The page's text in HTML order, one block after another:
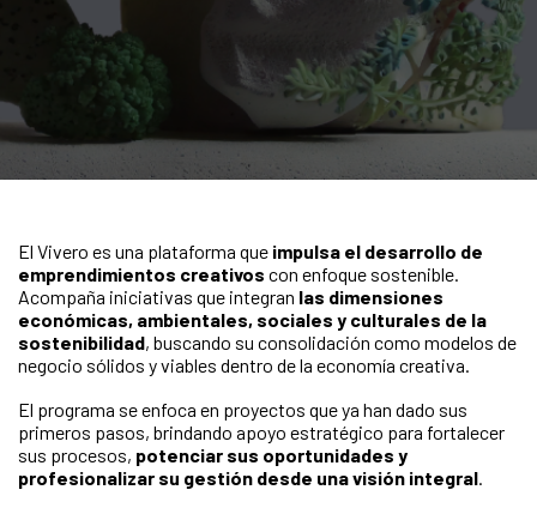
El Vivero es una plataforma que impulsa el desarrollo de
emprendimientos creativos con enfoque sostenible.
Acompaña iniciativas que integran las dimensiones
económicas, ambientales, sociales y culturales de la
sostenibilidad, buscando su consolidación como modelos de
negocio sólidos y viables dentro de la economía creativa.
El programa se enfoca en proyectos que ya han dado sus
primeros pasos, brindando apoyo estratégico para fortalecer
sus procesos, potenciar sus oportunidades y
profesionalizar su gestión desde una visión integral